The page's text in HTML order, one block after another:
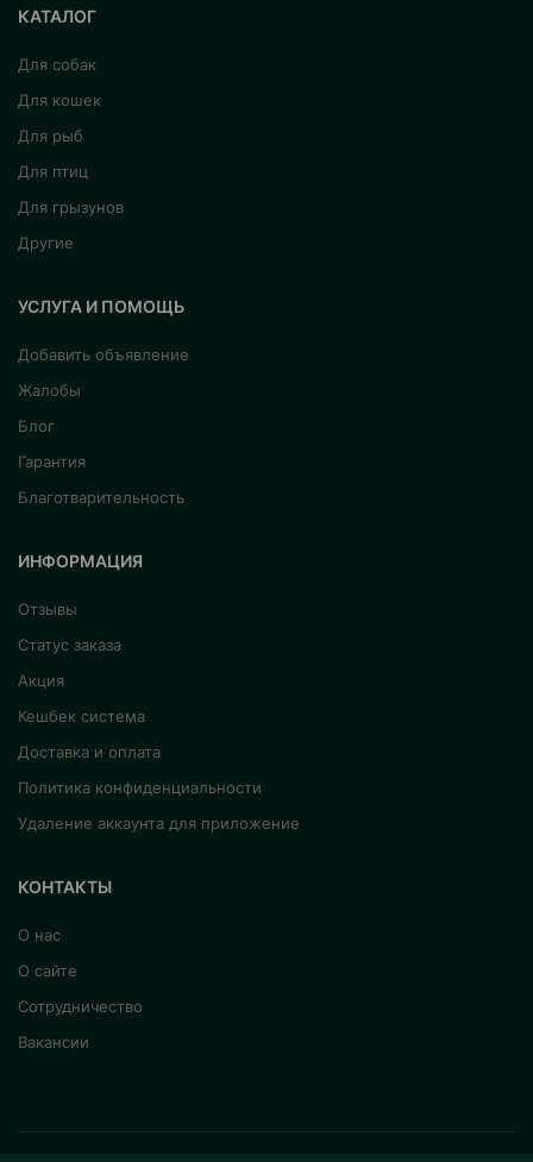
КАТАЛОГ
Для собак
Для кошек
Для рыб
Для птиц
Для грызунов
Другие
УСЛУГА И ПОМОЩЬ
Добавить объявление
Жалобы
Блог
Гарантия
Благотварительность
ИНФОРМАЦИЯ
Отзывы
Статус заказа
Акция
Кешбек система
Доставка и оплата
Политика конфиденциальности
Удаление аккаунта для приложение
КОНТАКТЫ
О нас
О сайте
Сотрудничество
Вакансии